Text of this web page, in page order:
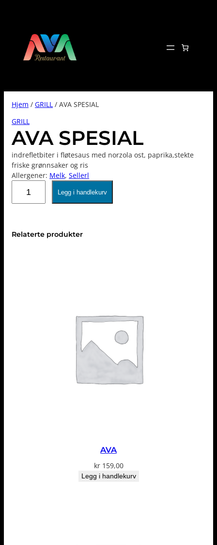
Hjem / GRILL / AVA SPESIAL
GRILL
AVA SPESIAL
indrefletbiter i fløtesaus med norzola ost, paprika,stekte
friske grønnsaker og ris
Allergener: Melk, Sellerl
SPESIAL
antall
Legg i handlekurv
Relaterte produkter
AVA
kr159,00
Legg i handlekurv